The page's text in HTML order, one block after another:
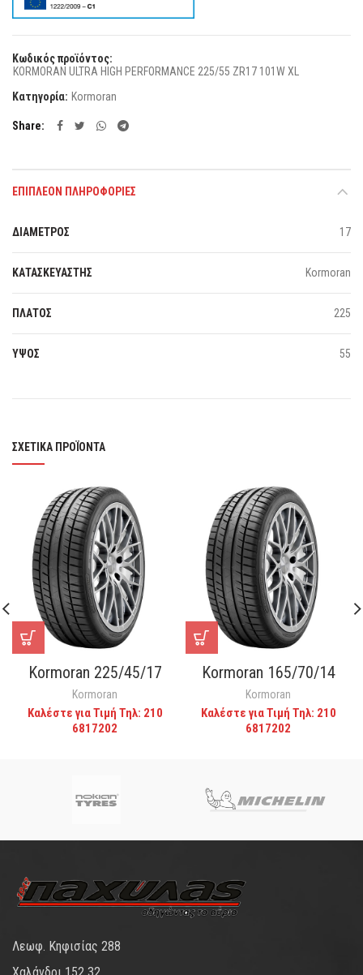
Κωδικός προϊόντος:
KORMORAN ULTRA HIGH PERFORMANCE 225/55 ZR17 101W XL
Κατηγορία: Kormoran
Share
ΕΠΙΠΛΈΟΝ ΠΛΗΡΟΦΟΡΊΕΣ
ΔΙΑΜΕΤΡΟΣ 17
ΚΑΤΑΣΚΕΥΑΣΤΗΣ Kormoran
ΠΛΑΤΟΣ 225
ΥΨΟΣ 55
ΣΧΕΤΙΚΆ ΠΡΟΪΌΝΤΑ
Kormoran 225/45/17
Kormoran
Καλέστε για Τιμή Τηλ: 210
6817202
Kormoran 165/70/14
Kormoran
Καλέστε για Τιμή Τηλ: 210
6817202
Λεωφ. Κηφισίας 288